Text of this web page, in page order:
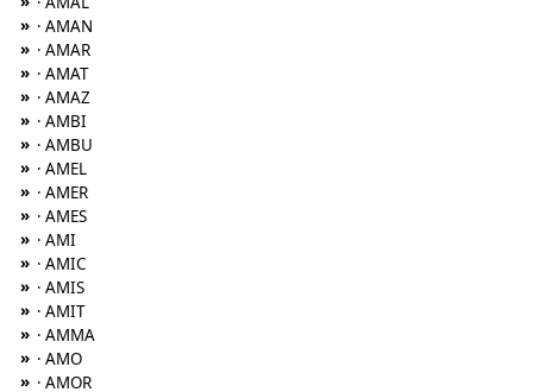
» · AMAN
» · AMAR
» · AMAT
» · AMAZ
» · AMBI
» · AMBU
» · AMEL
» · AMER
» · AMES
» · AMI
» · AMIC
» · AMIS
» · AMIT
» · AMMA
» · AMO
» · AMOR